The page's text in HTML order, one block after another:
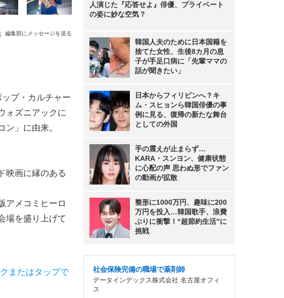
編集部にメッセージを送る
プ・カルチャー
ォズニアックに
」に由来。
映画に縁のある
アメコミヒーロ
場を盛り上げて
またはタップで
人演じた『応答せよ』俳優、プライベート
の姿に妙な空気？
韓国人夫のために日本国籍を
捨てた女性、生後8カ月の息
子が手足口病に「先輩ママの
話が聞きたい」
日本からフィリピンへ？キ
ム・スヒョンら韓国俳優の事
例に見る、復帰の新たな舞台
としての外国
手の震えが止まらず…
KARA・スンヨン、健康状態
に心配の声 思わぬ形でファン
の動画が拡散
整形に1000万円、趣味に200
万円を投入…韓国歌手、浪費
ぶりに衝撃！“超節約生活”に
挑戦
社会保険完備の職場で薬剤師
データインデックス株式会社 名古屋オフィ
ス